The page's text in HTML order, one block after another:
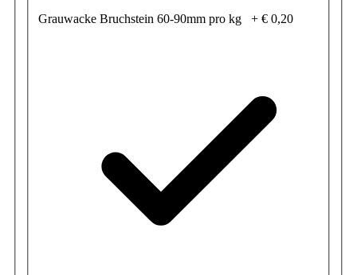
Grauwacke Bruchstein 60-90mm pro kg + € 0,20